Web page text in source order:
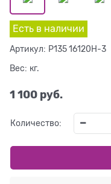
Есть в наличии
Артикул: P135 16120H-3
Вес: кг.
1 100 руб.
Количество: